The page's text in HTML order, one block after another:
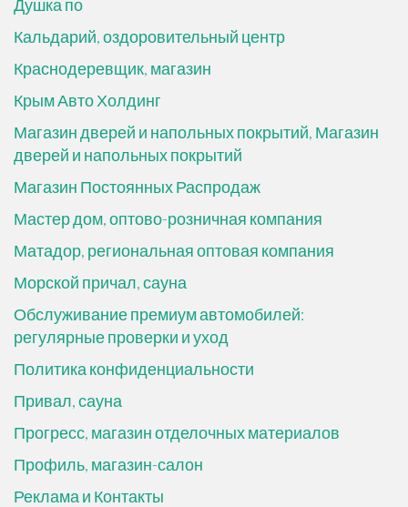
Душка по
Кальдарий, оздоровительный центр
Краснодеревщик, магазин
Крым Авто Холдинг
Магазин дверей и напольных покрытий, Магазин
дверей и напольных покрытий
Магазин Постоянных Распродаж
Мастер дом, оптово-розничная компания
Матадор, региональная оптовая компания
Морской причал, сауна
Обслуживание премиум автомобилей:
регулярные проверки и уход
Политика конфиденциальности
Привал, сауна
Прогресс, магазин отделочных материалов
Профиль, магазин-салон
Реклама и Контакты